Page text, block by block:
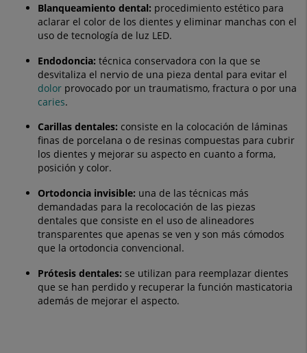
Blanqueamiento dental: procedimiento estético para
aclarar el color de los dientes y eliminar manchas con el
uso de tecnología de luz LED.
Endodoncia: técnica conservadora con la que se
desvitaliza el nervio de una pieza dental para evitar el
dolor provocado por un traumatismo, fractura o por una
caries.
Carillas dentales: consiste en la colocación de láminas
finas de porcelana o de resinas compuestas para cubrir
los dientes y mejorar su aspecto en cuanto a forma,
posición y color.
Ortodoncia invisible: una de las técnicas más
demandadas para la recolocación de las piezas
dentales que consiste en el uso de alineadores
transparentes que apenas se ven y son más cómodos
que la ortodoncia convencional.
Prótesis dentales: se utilizan para reemplazar dientes
que se han perdido y recuperar la función masticatoria
además de mejorar el aspecto.